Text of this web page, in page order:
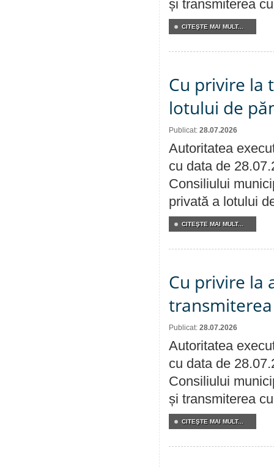
și transmiterea
CITEŞTE MAI MULT...
Cu privire la
lotului de
Publicat: 28.07.2026
Autoritatea
cu data de
Consiliului
privată a lotului
CITEŞTE MAI MULT...
Cu privire la
Publicat: 28.07.2026
Autoritatea
cu data de
Consiliului
și transmiterea
CITEŞTE MAI MULT...